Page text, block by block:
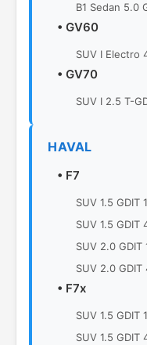
B1 Sedan 5.0
• GV60
SUV I Electro
• GV70
SUV I 2.5 T-
HAVAL
• F7
SUV 1.5 GDIT
SUV 1.5 GDIT
SUV 2.0 GDIT
SUV 2.0 GDIT
• F7x
SUV 1.5 GDIT
SUV 1.5 GDIT